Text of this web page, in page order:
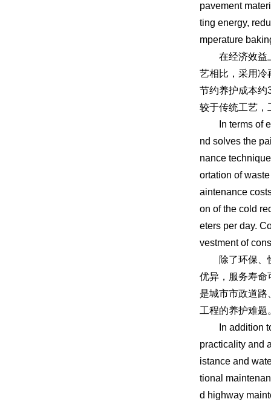
pavement
ting energy,
mperature
在经济效益上
艺相比，采用冷
节约养护成本约
较于传统工艺，
In terms of
nd solves the
nance
ortation of
aintenance
on of the cold
eters per day.
vestment of
除了环保、快
优异，服务寿命
是城市市政道
工程的养护难题
In addition to
practicality and
istance and
tional
d highway